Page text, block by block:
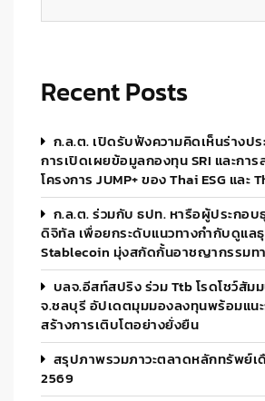
Recent Posts
ก.ล.ต. เปิดรับฟังความคิดเห็นร่างป
การเปิดเผยข้อมูลกองทุน SRI และกา
โครงการ JUMP+ ของ Thai ESG และ
ก.ล.ต. ร่วมกับ ธปท. หารือผู้ประกอ
ดิจิทัล เพื่อยกระดับแนวทางกำกับดูแล
Stablecoin มุ่งสกัดกั้นอาชญากรรมทา
บลจ.อีสท์สปริง ร่วม Ttb โรดโชว์สัม
จ.ชลบุรี อัปเดตมุมมองลงทุนพร้อมแน
สร้างการเติบโตอย่างยั่งยืน
สรุปภาพรวมภาวะตลาดหลักทรัพย์
2569